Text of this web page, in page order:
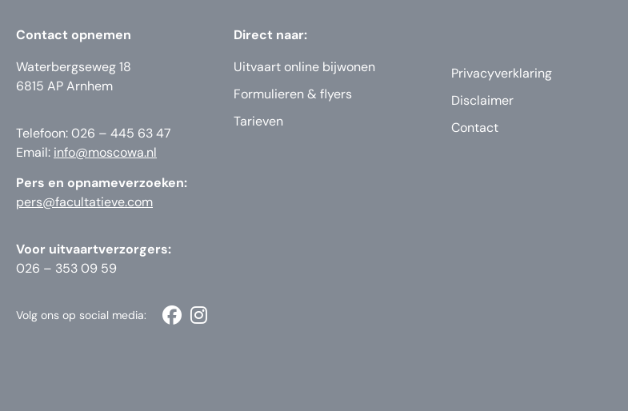
Contact opnemen
Waterbergseweg 18
6815 AP Arnhem
Telefoon: 026 – 445 63 47
Email: info@moscowa.nl
Pers en opnameverzoeken:
pers@facultatieve.com
Voor uitvaartverzorgers:
026 – 353 09 59
Direct naar:
Uitvaart online bijwonen
Formulieren & flyers
Tarieven
Privacyverklaring
Disclaimer
Contact
Volg ons op social media: